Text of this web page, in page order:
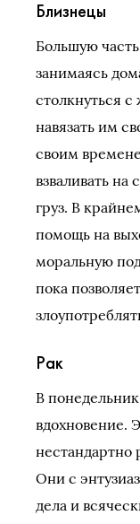
Близнецы
Большую
занимаясь
столкнуться
навязать им
своим
взваливать
груз. В
помощь на
моральную
пока
Рак
В
вдохновение.
нестандартно
Они с
дела и